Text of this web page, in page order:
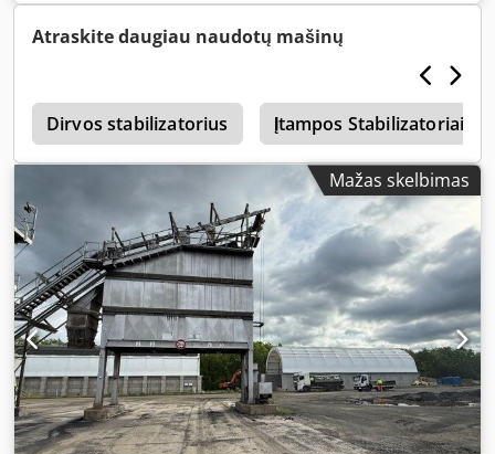
Eer - esant, elektros įranga
Atraskite daugiau naudotų mašinų
Dirvos stabilizatorius Įtampos Stabilizatoriai
Mažas skelbimas